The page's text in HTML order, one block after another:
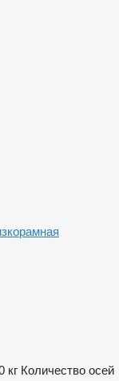
кг Количество осей